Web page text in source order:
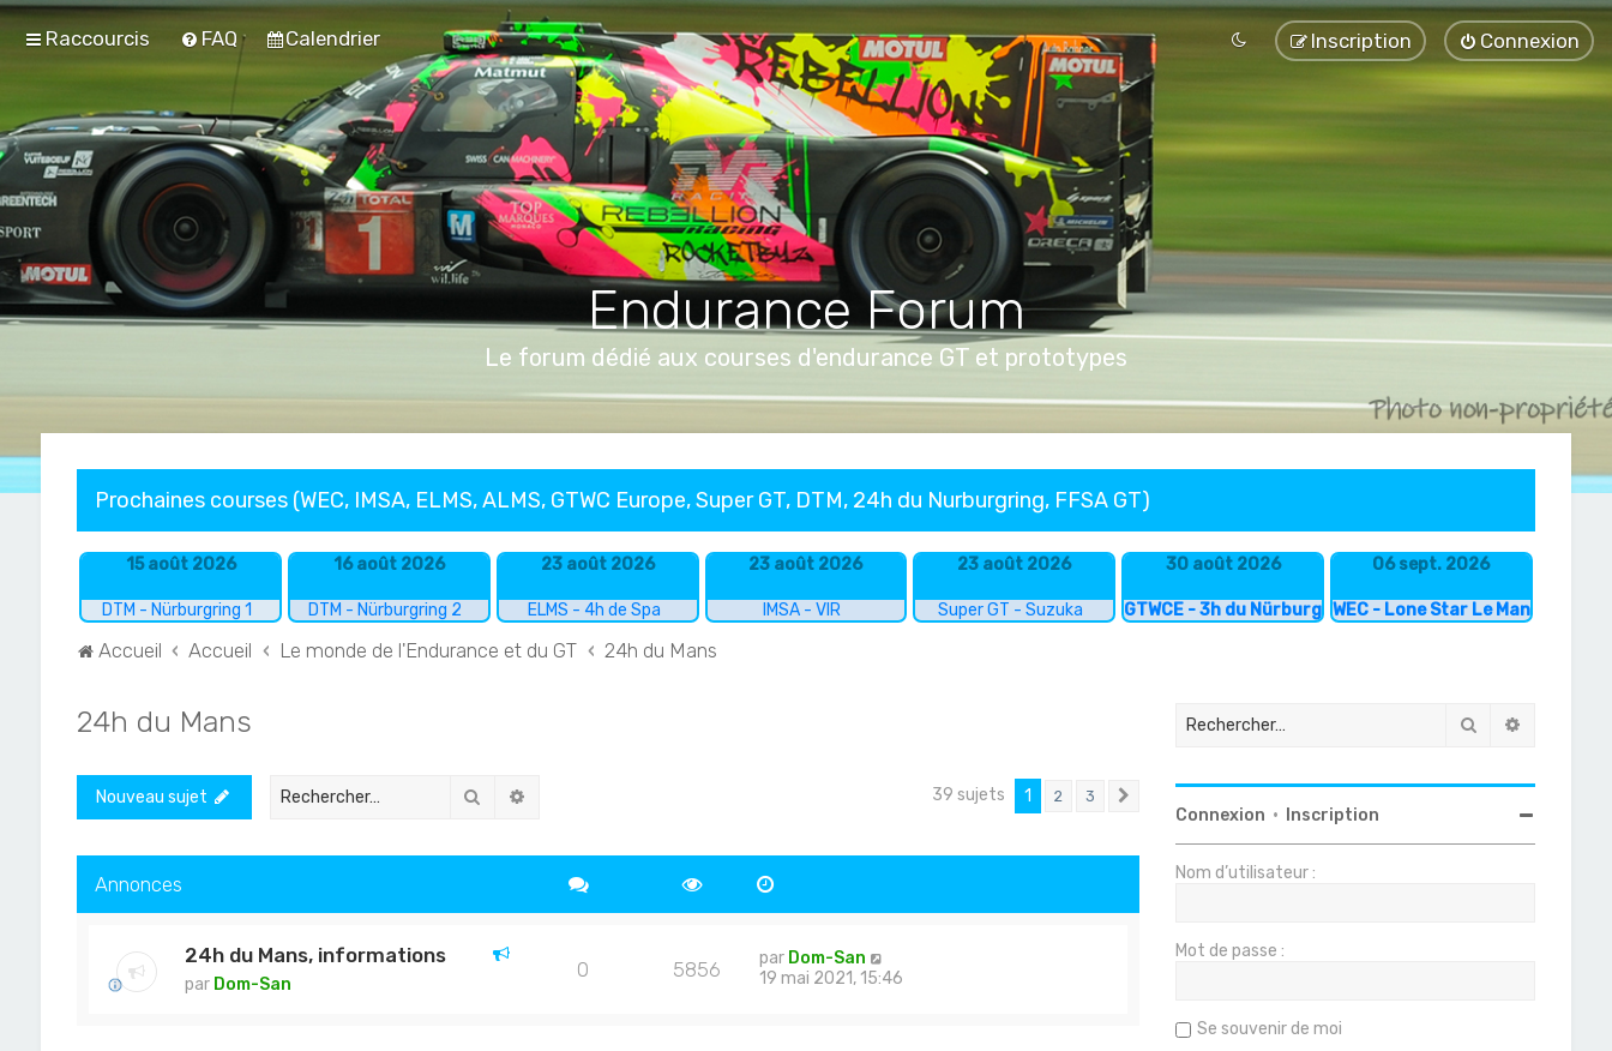
Raccourcis FAQ Calendrier Connexion
Inscription
Endurance Forum
Le forum dédié aux courses d'endurance GT et prototypes
Prochaines courses (WEC, IMSA, ELMS, ALMS, GTWC Europe, Super GT, DTM, 24h du Nurburgring, FFSA GT)
15 août 2026
DTM - Nürburgring 1
16 août 2026
DTM - Nürburgring 2
23 août 2026
ELMS - 4h de Spa
23 août 2026
IMSA - VIR
23 août 2026
Super GT - Suzuka
30 août 2026
GTWCE - 3h du Nürburgring
06 sept. 2026
WEC - Lone Star Le Mans
Accueil Accueil Le monde de l'Endurance et du GT 24h du Mans
24h du Mans
Nouveau sujet Rechercher 39 sujets 1 2 3
Annonces
24h du Mans, informations
par Dom-San
0 5856 par Dom-San
19 mai 2021, 15:46
Rechercher
Connexion • Inscription
Nom d’utilisateur :
Mot de passe :
Se souvenir de moi